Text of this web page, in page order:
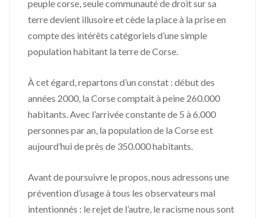
peuple corse, seule communauté de droit sur sa
terre devient illusoire et cède la place à la prise en
compte des intérêts catégoriels d’une simple
population habitant la terre de Corse.
À cet égard, repartons d’un constat : début des
années 2000, la Corse comptait à peine 260.000
habitants. Avec l’arrivée constante de 5 à 6.000
personnes par an, la population de la Corse est
aujourd’hui de près de 350.000 habitants.
Avant de poursuivre le propos, nous adressons une
prévention d’usage à tous les observateurs mal
intentionnés : le rejet de l’autre, le racisme nous sont